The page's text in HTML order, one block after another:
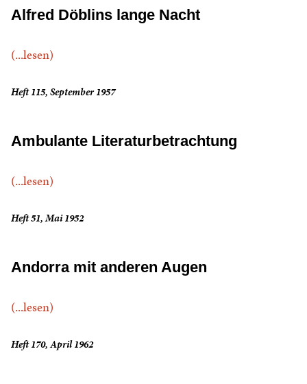
Alfred Döblins lange Nacht
(...lesen)
Heft 115, September 1957
Ambulante Literaturbetrachtung
(...lesen)
Heft 51, Mai 1952
Andorra mit anderen Augen
(...lesen)
Heft 170, April 1962